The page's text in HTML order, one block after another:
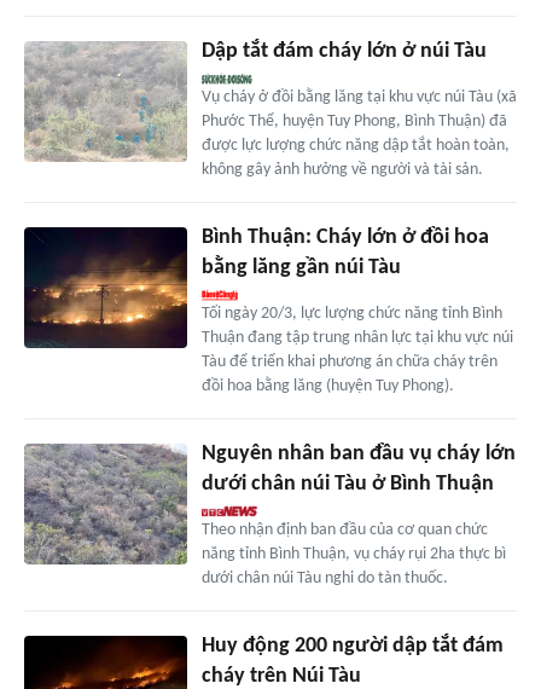
Dập tắt đám cháy lớn ở núi Tàu
Vụ cháy ở đồi bằng lăng tại khu vực núi Tàu (xã
Phước Thể, huyện Tuy Phong, Bình Thuận) đã
được lực lượng chức năng dập tắt hoàn toàn,
không gây ảnh hưởng về người và tài sản.
Bình Thuận: Cháy lớn ở đồi hoa
bằng lăng gần núi Tàu
Tối ngày 20/3, lực lượng chức năng tỉnh Bình
Thuận đang tập trung nhân lực tại khu vực núi
Tàu để triển khai phương án chữa cháy trên
đồi hoa bằng lăng (huyện Tuy Phong).
Nguyên nhân ban đầu vụ cháy lớn
dưới chân núi Tàu ở Bình Thuận
Theo nhận định ban đầu của cơ quan chức
năng tỉnh Bình Thuận, vụ cháy rụi 2ha thực bì
dưới chân núi Tàu nghi do tàn thuốc.
Huy động 200 người dập tắt đám
cháy trên Núi Tàu